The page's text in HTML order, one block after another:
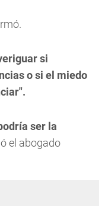
si
o si el miedo
ser la
el abogado